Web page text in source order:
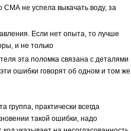
не успела выкачать воду, за
Если нет опыта, то лучше
и не только
эта поломка связана с деталями
ошибки говорят об одном и том же
группа, практически всегда
такой ошибки, надо